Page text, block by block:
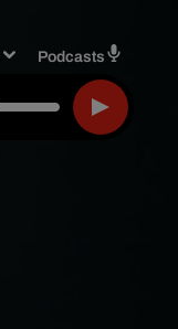
Podcasts